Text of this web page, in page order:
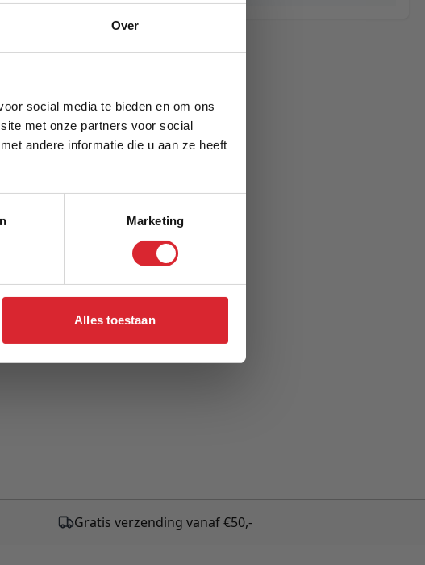
Over
social media te bieden en om ons
met onze partners voor social
andere informatie die u aan ze heeft
Marketing
Alles toestaan
Gratis verzending vanaf €50,-